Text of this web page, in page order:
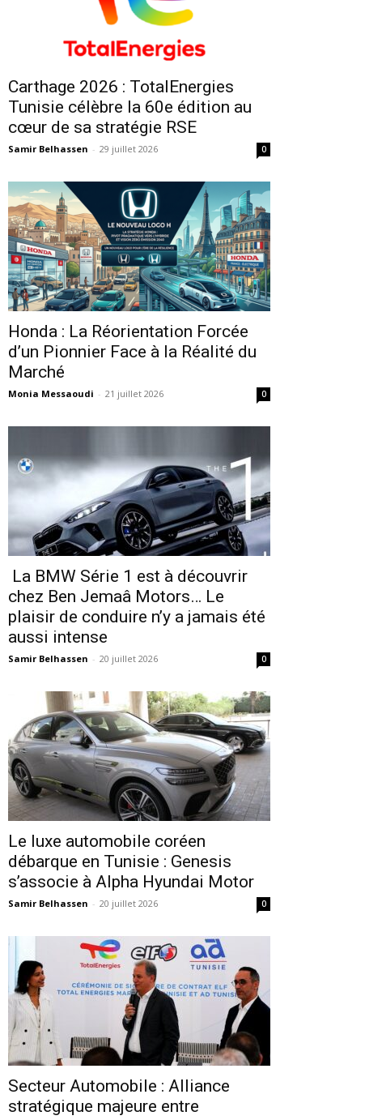
Carthage 2026 : TotalEnergies
Tunisie célèbre la 60e édition au
cœur de sa stratégie RSE
Samir Belhassen - 29 juillet 2026 0
Honda : La Réorientation Forcée
d’un Pionnier Face à la Réalité du
Marché
Monia Messaoudi - 21 juillet 2026 0
La BMW Série 1 est à découvrir
chez Ben Jemaâ Motors… Le
plaisir de conduire n’y a jamais été
aussi intense
Samir Belhassen - 20 juillet 2026 0
Le luxe automobile coréen
débarque en Tunisie : Genesis
s’associe à Alpha Hyundai Motor
Samir Belhassen - 20 juillet 2026 0
Secteur Automobile : Alliance
stratégique majeure entre